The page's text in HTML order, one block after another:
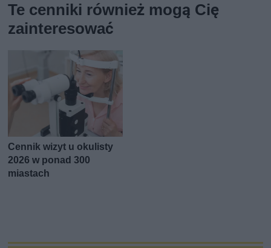
Te cenniki również mogą Cię
zainteresować
Cennik wizyt u okulisty
2026 w ponad 300
miastach